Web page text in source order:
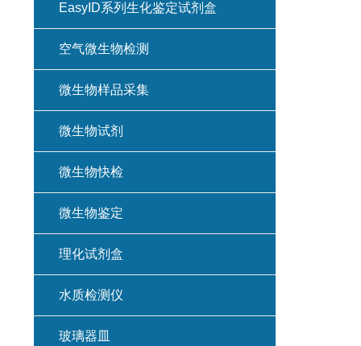
EasyID系列生化鉴定试剂盒
空气微生物检测
微生物样品采集
微生物试剂
微生物快检
微生物鉴定
理化试剂盒
水质检测仪
玻璃器皿